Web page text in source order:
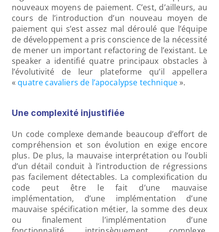
nouveaux moyens de paiement. C’est, d’ailleurs, au
cours de l’introduction d’un nouveau moyen de
paiement qui s’est assez mal déroulé que l’équipe
de développement a pris conscience de la nécessité
de mener un important refactoring de l’existant. Le
speaker a identifié quatre principaux obstacles à
l’évolutivité de leur plateforme qu’il appellera
« quatre cavaliers de l’apocalypse technique ».
Une complexité injustifiée
Un code complexe demande beaucoup d’effort de
compréhension et son évolution en exige encore
plus. De plus, la mauvaise interprétation ou l’oubli
d’un détail conduit à l’introduction de régressions
pas facilement détectables. La complexification du
code peut être le fait d’une mauvaise
implémentation, d’une implémentation d’une
mauvaise spécification métier, la somme des deux
ou finalement l’implémentation d’une